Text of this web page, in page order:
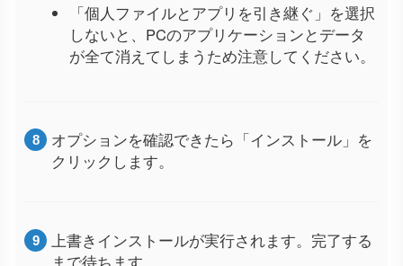
「個人ファイルとアプリを引き継ぐ」を選択
しないと、PCのアプリケーションとデータ
が全て消えてしまうため注意してください。
オプションを確認できたら「インストール」を
クリックします。
上書きインストールが実行されます。完了する
まで待ちます。